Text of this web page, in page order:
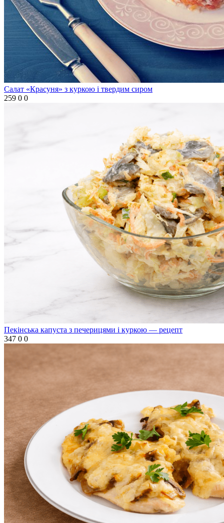
Салат «Красуня» з куркою і твердим сиром
259 0 0
Пекінська капуста з печерицями і куркою — рецепт
347 0 0